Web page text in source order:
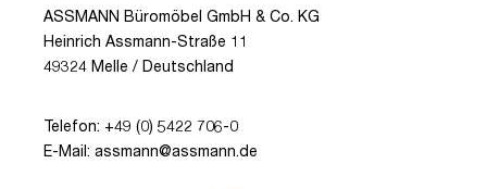
ASSMANN Büromöbel GmbH & Co. KG
Heinrich Assmann-Straße 11
49324 Melle / Deutschland
Telefon: +49 (0) 5422 706-0
E-Mail: assmann@assmann.de